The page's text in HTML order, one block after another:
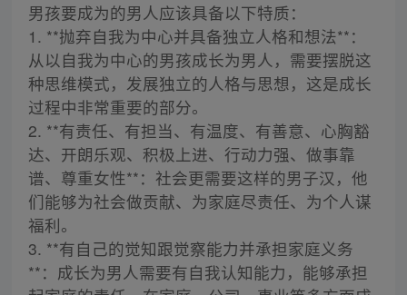
男孩要成为的男人应该具备以下特质：
1. **抛弃自我为中心并具备独立人格和想法**：
从以自我为中心的男孩成长为男人，需要摆脱这
种思维模式，发展独立的人格与思想，这是成长
过程中非常重要的部分。
2. **有责任、有担当、有温度、有善意、心胸豁
达、开朗乐观、积极上进、行动力强、做事靠
谱、尊重女性**：社会更需要这样的男子汉，他
们能够为社会做贡献、为家庭尽责任、为个人谋
福利。
3. **有自己的觉知跟觉察能力并承担家庭义务
**：成长为男人需要有自我认知能力，能够承担